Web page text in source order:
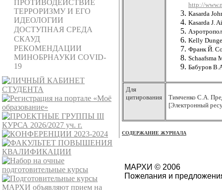
ПРОТИВОДЕЙСТВИЕ
ТЕРРОРИЗМУ И ЕГО
ИДЕОЛОГИИ
ДОСТУПНАЯ СРЕДА
СКАУД
РЕКОМЕНДАЦИИ
МИНОБРНАУКИ COVID-
19
http://
Kasarda
Kasarda J.
Kelly
Франк Й.
Schaafsma
Бабуров
Для
цитирования
Тимченко С.А.
[Электронный
СОДЕРЖАНИЕ ЖУРНАЛА
МАРХИ © 2006
Пожелания и